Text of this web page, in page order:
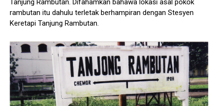
Tanjung Rambutan. Difahamkan bahawa lokasi asal pokok
rambutan itu dahulu terletak berhampiran dengan Stesyen
Keretapi Tanjung Rambutan.